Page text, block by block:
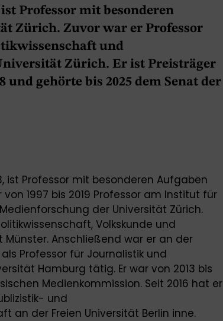
Professor mit besonderen
Zürich. Zuvor war er Professor
und
Zürich. Er ist Preisträger
und gehörte bis 2025 dem Senat der
ist Professor mit besonderen Aufgaben
1997 bis 2019 Professor am Institut für
der Universität Zürich.
Volkskunde und
Münster. Anschließend war er an der
Professor für Journalistik und
Hamburg tätig. Er war von 2013 bis
Medienkommission. Seit 2016 hat er
und
an der Freien Universität Berlin inne.